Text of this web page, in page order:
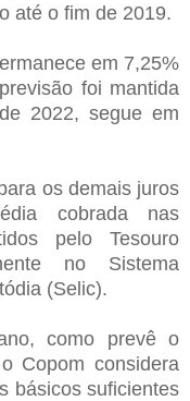
até o fim de 2019.
em 7,25%
foi mantida
2022, segue em
os demais juros
cobrada nas
pelo Tesouro
no Sistema
(Selic).
como prevê o
Copom considera
básicos suficientes